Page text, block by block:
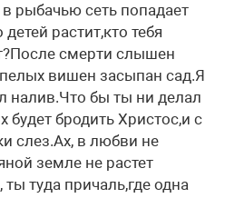
рыбачью сеть попадает
растит,кто тебя
смерти слышен
вишен засыпан сад.Я
налив.Что бы ты ни делал
бродить Христос,и с
слез.Ах, в любви не
земле не растет
туда причаль,где одна